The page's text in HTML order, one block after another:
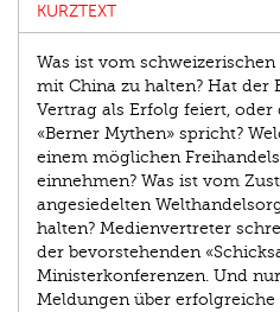
KURZTEXT
Was ist vom
mit China zu halten? Hat der
Vertrag als Erfolg feiert,
«Berner Mythen» spricht?
einem möglichen
einnehmen? Was ist vom
angesiedelten
halten? Medien­vertreter
der bevorstehenden
Ministerkonferenzen. Und
Meldungen über